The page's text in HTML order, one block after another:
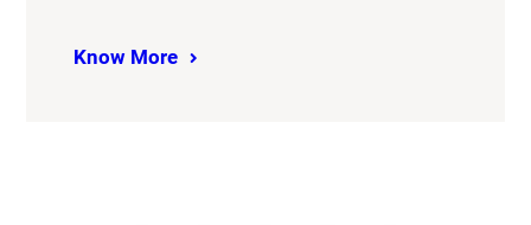
Know More